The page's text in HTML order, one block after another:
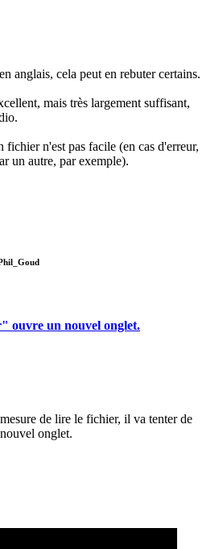
anglais, cela peut en rebuter certains.
mais très largement suffisant,
fichier n'est pas facile (en cas d'erreur,
un autre, par exemple).
ouvre un nouvel onglet.
de lire le fichier, il va tenter de
onglet.